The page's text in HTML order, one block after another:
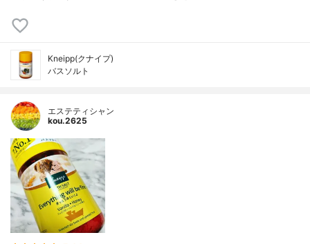
Kneipp(クナイプ)
バスソルト
エステティシャン
kou.2625